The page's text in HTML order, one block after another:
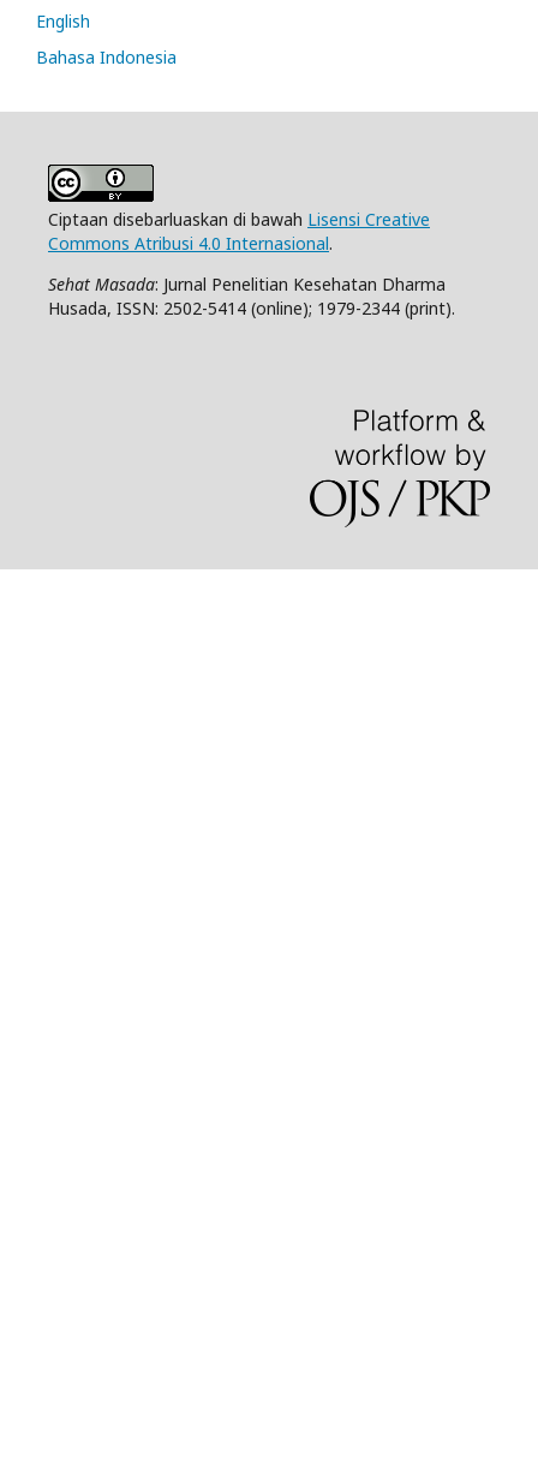
English
Bahasa Indonesia
Ciptaan disebarluaskan di bawah Lisensi Creative
Commons Atribusi 4.0 Internasional.
Sehat Masada: Jurnal Penelitian Kesehatan Dharma
Husada, ISSN: 2502-5414 (online); 1979-2344 (print).